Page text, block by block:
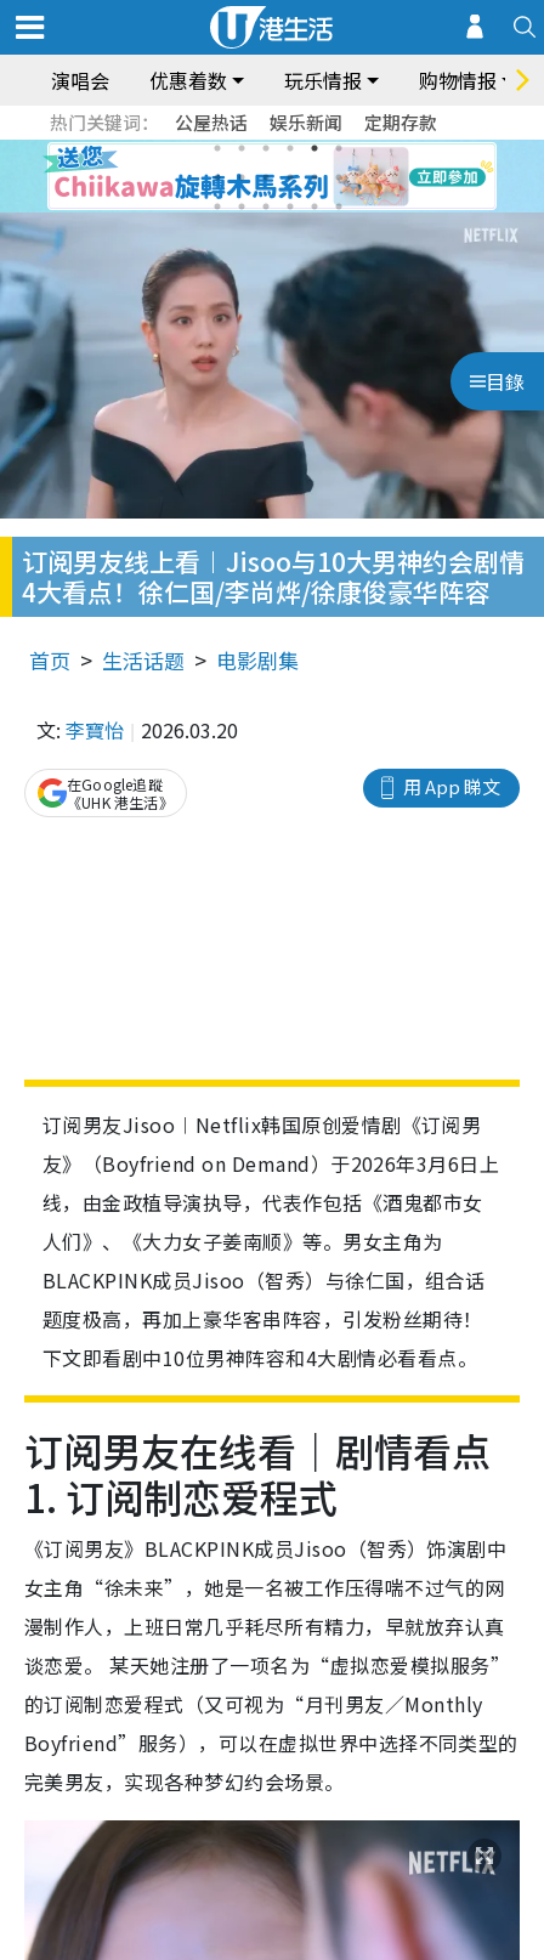
演唱会 优惠着数 玩乐情报 购物情报
热门关键词： 公屋热话 娱乐新闻 定期存款
目錄
订阅男友线上看︱Jisoo与10大男神约会剧情
4大看点！徐仁国/李尚烨/徐康俊豪华阵容
首页 生活话题 电影剧集
文: 李寶怡 2026.03.20
用 App 睇文
在Google追蹤
《UHK 港生活》
订阅男友Jisoo︱Netflix韩国原创爱情剧《订阅男
友》（Boyfriend on Demand）于2026年3月6日上
线，由金政植导演执导，代表作包括《酒鬼都市女
人们》、《大力女子姜南顺》等。男女主角为
BLACKPINK成员Jisoo（智秀）与徐仁国，组合话
题度极高，再加上豪华客串阵容，引发粉丝期待！
下文即看剧中10位男神阵容和4大剧情必看看点。
订阅男友在线看｜剧情看点
1. 订阅制恋爱程式
《订阅男友》BLACKPINK成员Jisoo（智秀）饰演剧中
女主角“徐未来”，她是一名被工作压得喘不过气的网
漫制作人，上班日常几乎耗尽所有精力，早就放弃认真
谈恋爱。 某天她注册了一项名为“虚拟恋爱模拟服务”
的订阅制恋爱程式（又可视为“月刊男友／Monthly
Boyfriend”服务），可以在虚拟世界中选择不同类型的
完美男友，实现各种梦幻约会场景。